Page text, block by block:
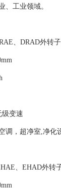
、工业领域。
、DRAD外转
变速
调，超净室,净化
、EHAD外转